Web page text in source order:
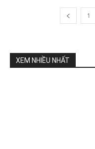
1
XEM NHIỀU NHẤT